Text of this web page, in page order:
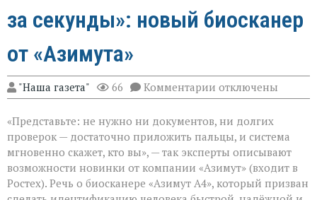
за секунды»: новый биосканер
от «Азимута»
"Наша газета" 66 Комментарии к
записи
личность
подтвердят
за
секунды»:
новый
биосканер
от
отключены
«Представьте: не нужно ни документов, ни долгих
проверок — достаточно приложить пальцы, и система
мгновенно скажет, кто вы», — так эксперты описывают
возможности новинки от компании «Азимут» (входит в
Ростех). Речь о биосканере «Азимут А4», который призван